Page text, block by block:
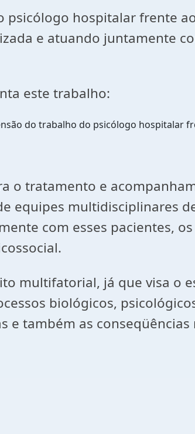
hospitalar frente
e atuando juntamente
este trabalho:
do trabalho do psicólogo hospitalar
o tratamento e
equipes multidisciplinares
com esses pacientes,
multifatorial, já que visa o
biológicos,
e também as